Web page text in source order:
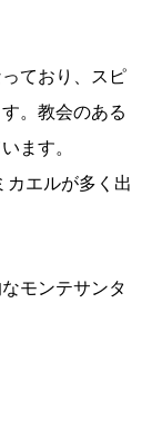
ており、スピ
。教会のある
ます。
カエルが多く出
モンテサンタ